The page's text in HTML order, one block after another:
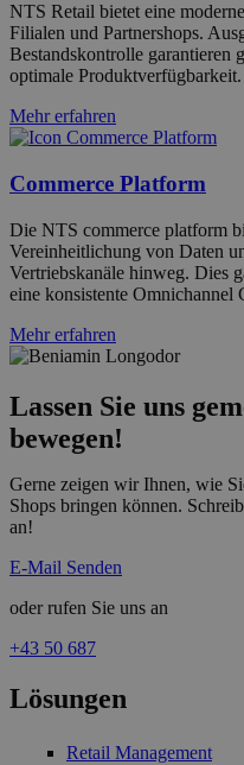
NTS Retail bietet eine
Filialen und Partnershops.
Bestandskontrolle garantieren
optimale Produktverfügbarkeit.
Mehr erfahren
Commerce Platform
Die NTS commerce platform
Vereinheitlichung von Daten
Vertriebskanäle hinweg. Dies
eine konsistente Omnichannel
Mehr erfahren
Lassen Sie uns
bewegen!
Gerne zeigen wir Ihnen, wie
Shops bringen können.
an!
E-Mail Senden
oder rufen Sie uns an
+43 50 687
Lösungen
Retail Management